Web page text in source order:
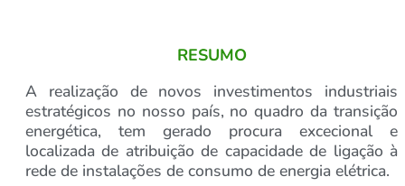
RESUMO
A realização de novos investimentos industriais
estratégicos no nosso país, no quadro da transição
energética, tem gerado procura excecional e
localizada de atribuição de capacidade de ligação à
rede de instalações de consumo de energia elétrica.